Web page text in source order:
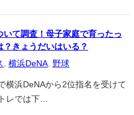
て調査！母子家庭で育ったっ
きょうだいはいる？
, 横浜DeNA, 野球
横浜DeNAから2位指名を受けて
レでは下…